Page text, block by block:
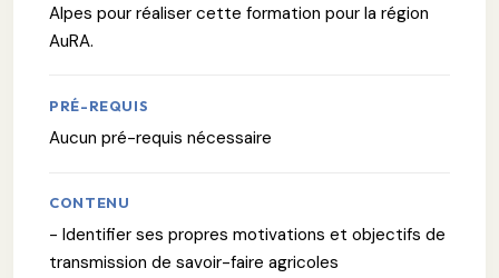
Alpes pour réaliser cette formation pour la région
AuRA.
PRÉ-REQUIS
Aucun pré-requis nécessaire
CONTENU
- Identifier ses propres motivations et objectifs de
transmission de savoir-faire agricoles